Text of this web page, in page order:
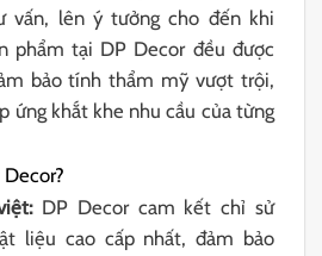
vấn, lên ý tưởng cho đến khi
phẩm tại DP Decor đều được
bảo tính thẩm mỹ vượt trội,
ứng khắt khe nhu cầu của từng
DP Decor cam kết chỉ sử
liệu cao cấp nhất, đảm bảo